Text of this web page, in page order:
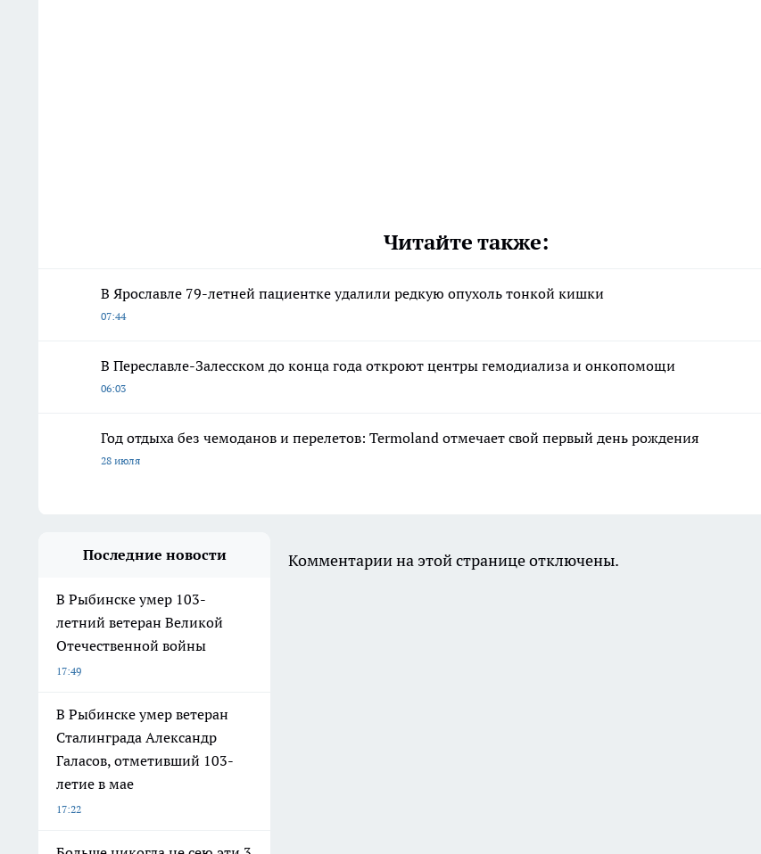
Читайте также:
В Ярославле 79-летней пациентке удалили редкую опухоль тонкой кишки
07:44
В Переславле-Залесском до конца года откроют центры гемодиализа и онкопомощи
06:03
Год отдыха без чемоданов и перелетов: Termoland отмечает свой первый день рождения
28 июля
Последние новости
В Рыбинске умер 103-
летний ветеран Великой
Отечественной войны
17:49
В Рыбинске умер ветеран
Сталинграда Александр
Галасов, отметивший 103-
летие в мае
17:22
Комментарии на этой странице отключены.